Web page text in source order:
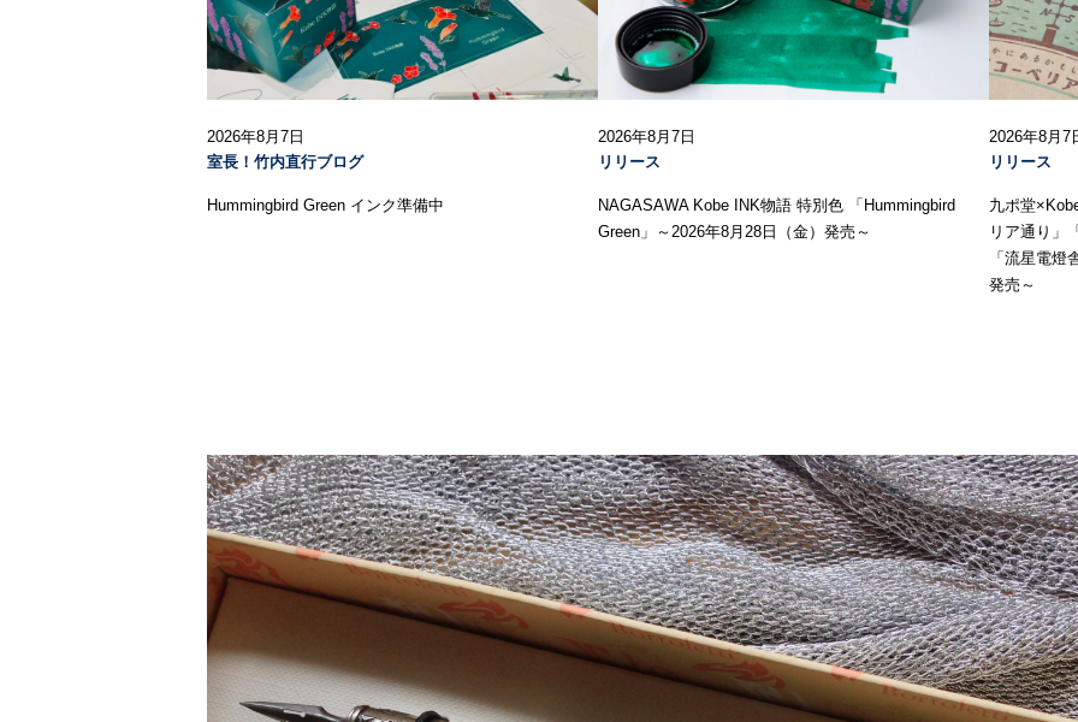
2026年8月7日
室長！竹内直行ブログ
Hummingbird Green インク準備中
2026年8月7日
リリース
NAGASAWA Kobe INK物語 特別色 「Hummingbird
Green」～2026年8月28日（金）発売～
2026年8月7
リリース
九ポ堂
リア通り」
「流星電
発売～